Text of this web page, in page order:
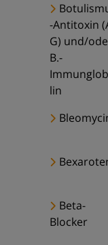
-Antitoxin
G) und/
B.-
lin
Beta-
Blocker